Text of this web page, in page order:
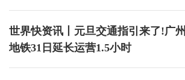
大宗交易市场
世界快资讯丨元旦交通指引来了!广州
地铁31日延长运营1.5小时